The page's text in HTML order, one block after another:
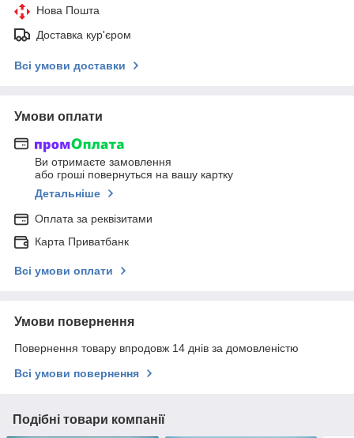
Нова Пошта
Доставка кур'єром
Всі умови доставки
Умови оплати
Ви отримаєте замовлення
або гроші повернуться на вашу картку
Детальніше
Оплата за реквізитами
Карта Приватбанк
Всі умови оплати
Умови повернення
Повернення товару впродовж 14 днів за домовленістю
Всі умови повернення
Подібні товари компанії